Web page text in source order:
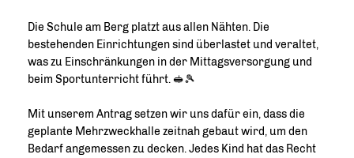
Die Schule am Berg platzt aus allen Nähten. Die
bestehenden Einrichtungen sind überlastet und veraltet,
was zu Einschränkungen in der Mittagsversorgung und
beim Sportunterricht führt. 🥪🎾
Mit unserem Antrag setzen wir uns dafür ein, dass die
geplante Mehrzweckhalle zeitnah gebaut wird, um den
Bedarf angemessen zu decken. Jedes Kind hat das Recht